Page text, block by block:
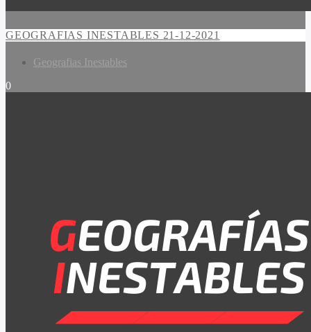
GEOGRAFIAS INESTABLES 21-12-2021
Geografias Inestables
0